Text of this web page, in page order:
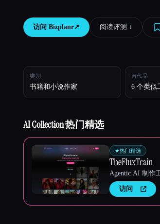
访问 Bizplanr↗︎ 阅读评测 ↓︎
类别
书籍和小说作家
替代品
6 个类似
AI Collection 热门精选
★热门精选
TheFluxTrain
Agentic AI 制作
访问